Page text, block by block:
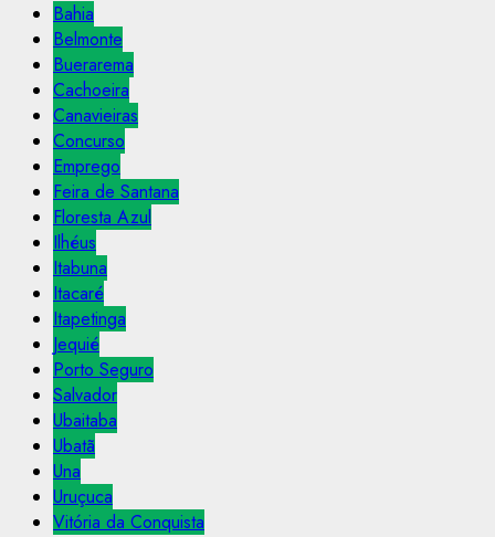
Bahia
Belmonte
Buerarema
Cachoeira
Canavieiras
Concurso
Emprego
Feira de Santana
Floresta Azul
Ilhéus
Itabuna
Itacaré
Itapetinga
Jequié
Porto Seguro
Salvador
Ubaitaba
Ubatã
Una
Uruçuca
Vitória da Conquista